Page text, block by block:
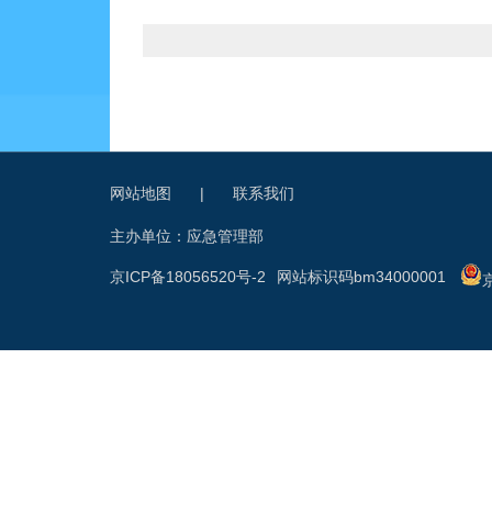
网站地图 | 联系我们
主办单位：应急管理部
网站标识码bm34000001
京ICP备18056520号-2